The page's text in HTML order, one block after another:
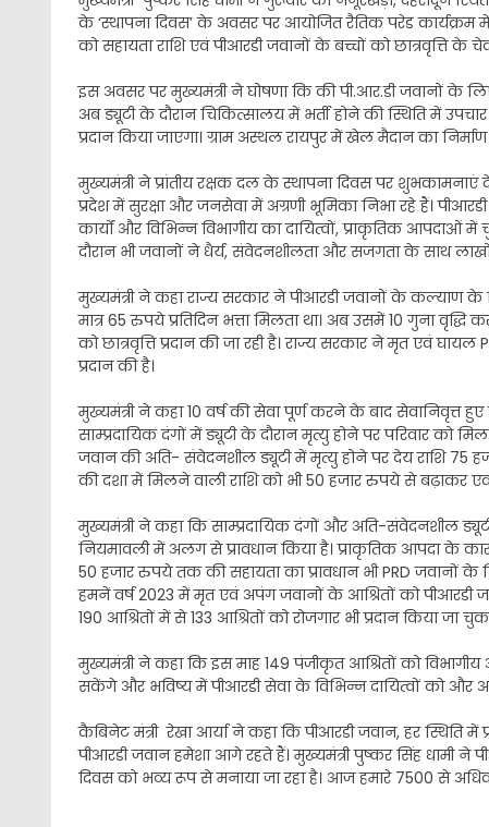
के ‘स्थापना दिवस’ के अवसर पर आयोजित रैतिक परेड कार्यक्रम
को सहायता राशि एवं पीआरडी जवानों के बच्चों को छात्रवृत्ति के
इस अवसर पर मुख्यमंत्री ने घोषणा कि की पी.आर.डी जवानों के
अब ड्यूटी के दौरान चिकित्सालय में भर्ती होने की स्थिति में
प्रदान किया जाएगा। ग्राम अस्थल रायपुर में खेल मैदान का निर्माण
मुख्यमंत्री ने प्रांतीय रक्षक दल के स्थापना दिवस पर
प्रदेश में सुरक्षा और जनसेवा में अग्रणी भूमिका निभा रहे हैं।
कार्यों और विभिन्न विभागीय का दायित्वों, प्राकृतिक आपदाओं में
दौरान भी जवानों ने धैर्य, संवेदनशीलता और सजगता के साथ
मुख्यमंत्री ने कहा राज्य सरकार ने पीआरडी जवानों के कल्याण
मात्र 65 रुपये प्रतिदिन भत्ता मिलता था। अब उसमें 10 गुना
को छात्रवृत्ति प्रदान की जा रही है। राज्य सरकार ने मृत एवं
प्रदान की है।
मुख्यमंत्री ने कहा 10 वर्ष की सेवा पूर्ण करने के बाद सेवानिवृत्त
साम्प्रदायिक दंगों में ड्यूटी के दौरान मृत्यु होने पर परिवार को
जवान की अति- संवेदनशील ड्यूटी में मृत्यु होने पर देय राशि 75
की दशा में मिलने वाली राशि को भी 50 हजार रुपये से बढ़ाकर
मुख्यमंत्री ने कहा कि साम्प्रदायिक दंगों और अति-संवेदनशील
नियमावली में अलग से प्रावधान किया है। प्राकृतिक आपदा के
50 हजार रुपये तक की सहायता का प्रावधान भी PRD जवानों
हमनें वर्ष 2023 में मृत एवं अपंग जवानों के आश्रितों को
190 आश्रितों में से 133 आश्रितों को रोजगार भी प्रदान किया जा
मुख्यमंत्री ने कहा कि इस माह 149 पंजीकृत आश्रितों को
सकेंगे और भविष्य में पीआरडी सेवा के विभिन्न दायित्वों को और
कैबिनेट मंत्री रेखा आर्या ने कहा कि पीआरडी जवान, हर स्थिति
पीआरडी जवान हमेशा आगे रहते हैं। मुख्यमंत्री पुष्कर सिंह धामी
दिवस को भव्य रूप से मनाया जा रहा है। आज हमारे 7500 से